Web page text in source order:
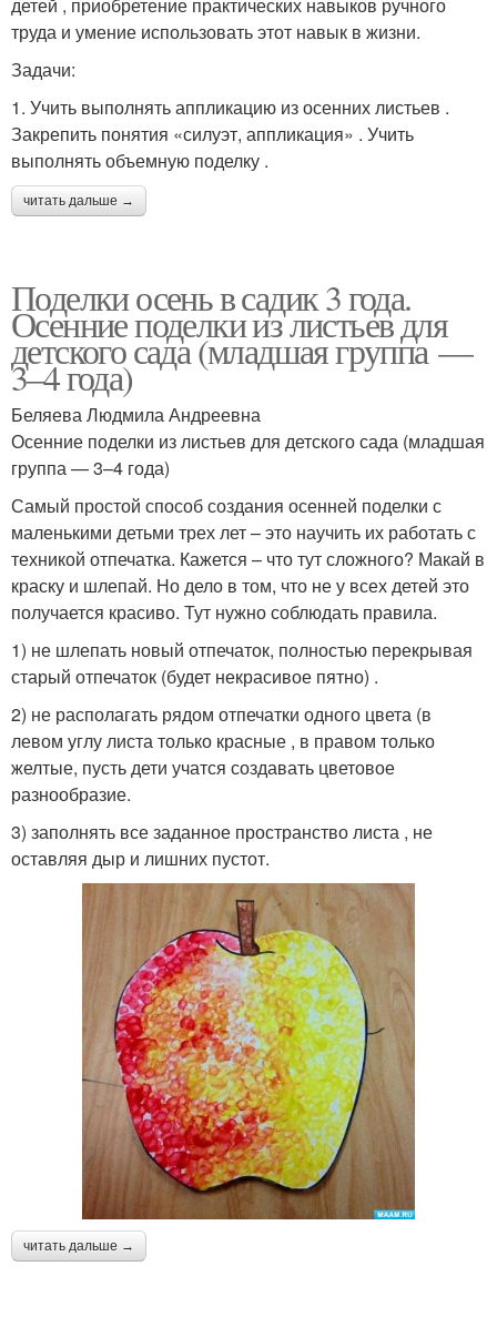
детей , приобретение практических навыков ручного
труда и умение использовать этот навык в жизни.
Задачи:
1. Учить выполнять аппликацию из осенних листьев .
Закрепить понятия «силуэт, аппликация» . Учить
выполнять объемную поделку .
читать дальше →
Поделки осень в садик 3 года.
Осенние поделки из листьев для
детского сада (младшая группа —
3–4 года)
Беляева Людмила Андреевна
Осенние поделки из листьев для детского сада (младшая
группа — 3–4 года)
Самый простой способ создания осенней поделки с
маленькими детьми трех лет – это научить их работать с
техникой отпечатка. Кажется – что тут сложного? Макай в
краску и шлепай. Но дело в том, что не у всех детей это
получается красиво. Тут нужно соблюдать правила.
1) не шлепать новый отпечаток, полностью перекрывая
старый отпечаток (будет некрасивое пятно) .
2) не располагать рядом отпечатки одного цвета (в
левом углу листа только красные , в правом только
желтые, пусть дети учатся создавать цветовое
разнообразие.
3) заполнять все заданное пространство листа , не
оставляя дыр и лишних пустот.
читать дальше →